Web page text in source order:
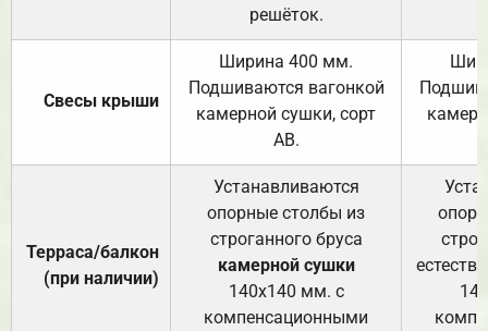
решёток.
Свесы крыши
Ширина 400 мм.
Подшиваются вагонкой
камерной сушки, сорт
АВ.
Терраса/балкон
(при наличии)
Устанавливаются
опорные столбы из
строганного бруса
камерной сушки
140х140 мм. с
компенсационными